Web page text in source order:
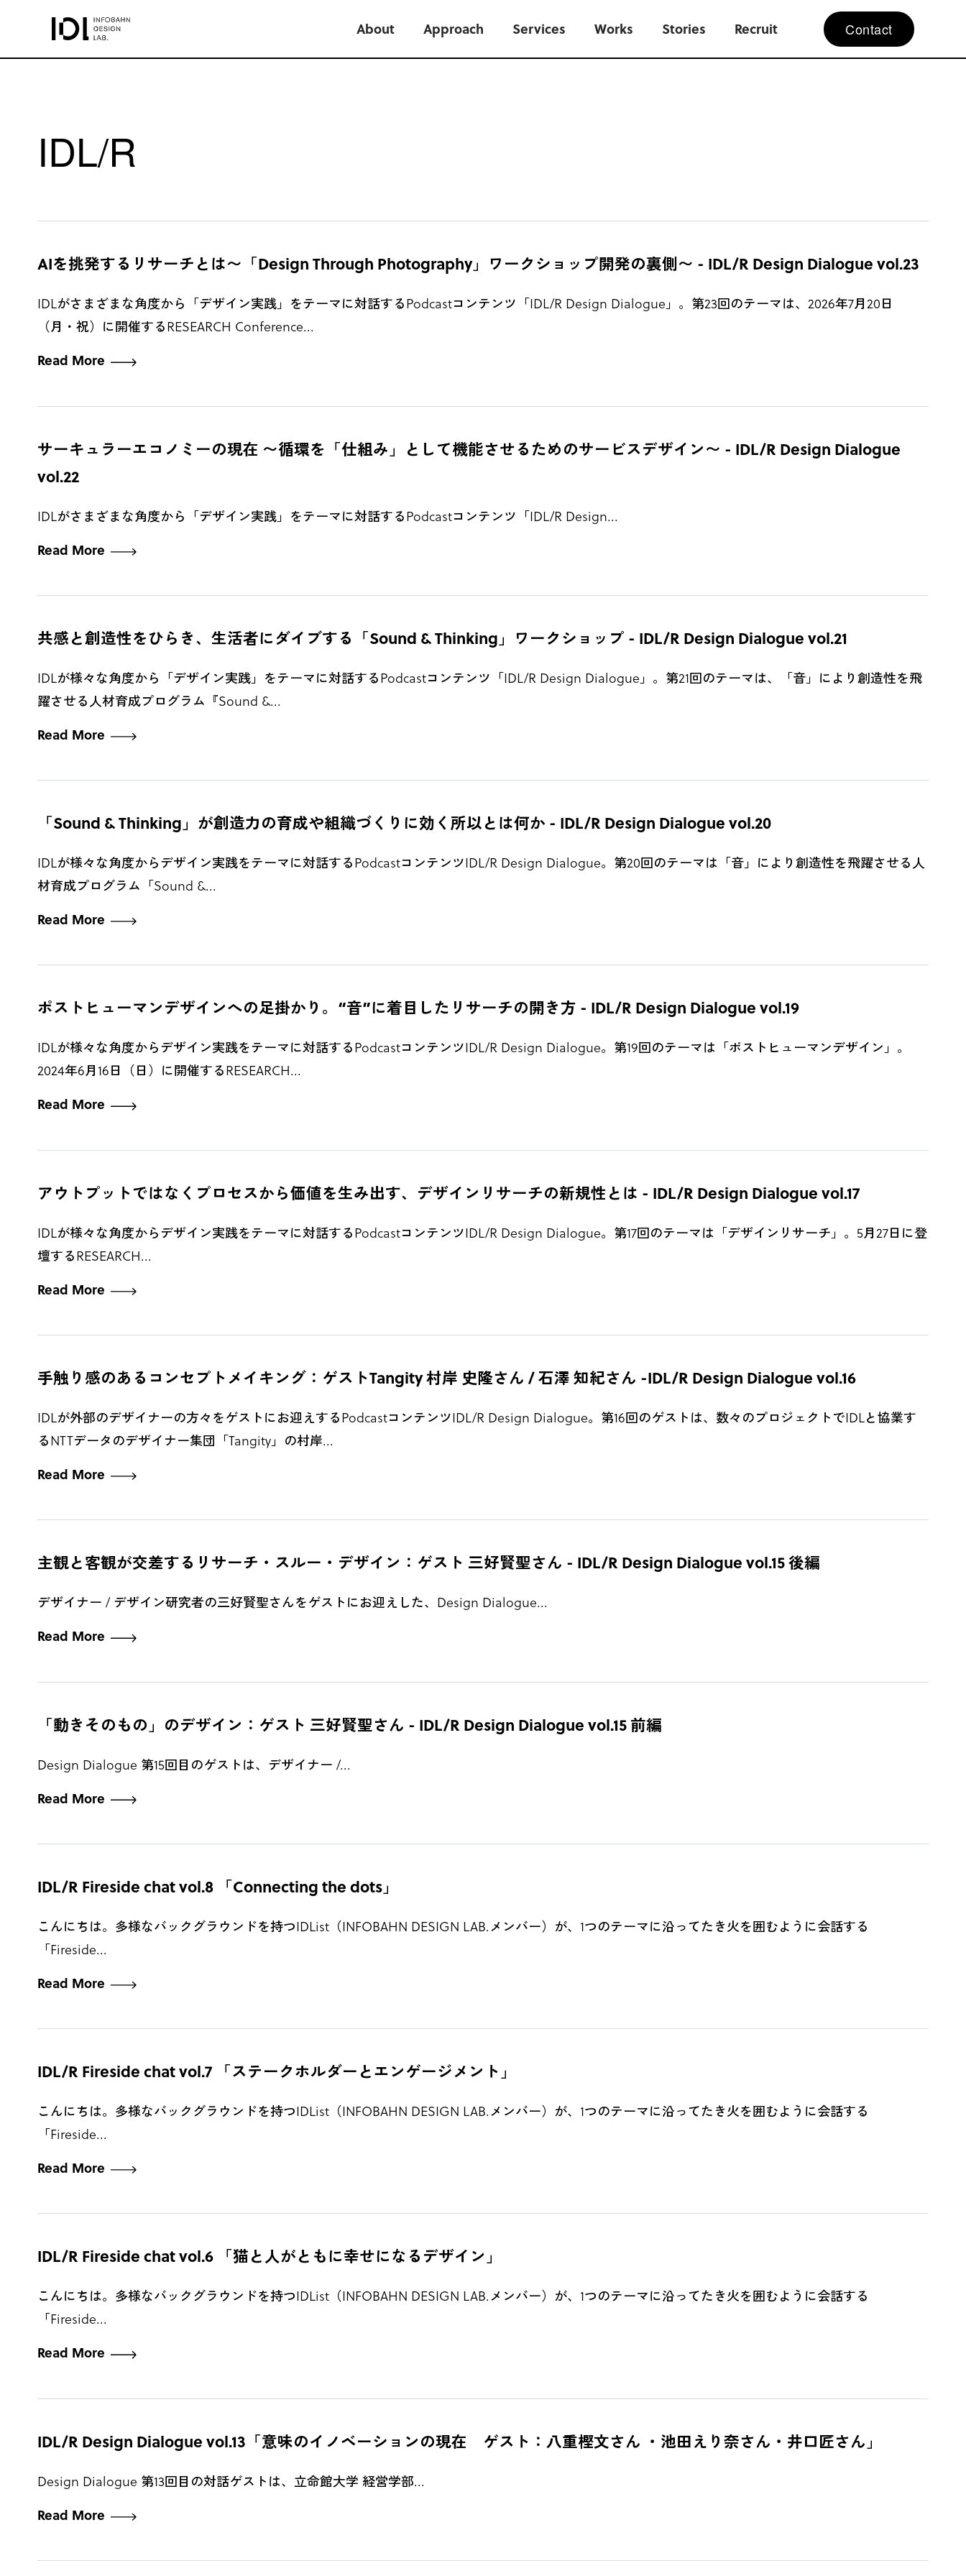
About Approach Services Works Stories Recruit Contact
IDL/R
AIを挑発するリサーチとは〜「Design Through Photography」ワークショップ開発の裏側〜 - IDL/R Design Dialogue vol.23
IDLがさまざまな角度から「デザイン実践」をテーマに対話するPodcastコンテンツ「IDL/R Design Dialogue」。第23回のテーマは、2026年7月20日
（月・祝）に開催するRESEARCH Conference...
Read More
サーキュラーエコノミーの現在 〜循環を「仕組み」として機能させるためのサービスデザイン〜 - IDL/R Design Dialogue
vol.22
IDLがさまざまな角度から「デザイン実践」をテーマに対話するPodcastコンテンツ「IDL/R Design...
Read More
共感と創造性をひらき、生活者にダイブする「Sound & Thinking」ワークショップ - IDL/R Design Dialogue vol.21
IDLが様々な角度から「デザイン実践」をテーマに対話するPodcastコンテンツ「IDL/R Design Dialogue」。第21回のテーマは、「音」により創造性を飛
躍させる人材育成プログラム『Sound &...
Read More
「Sound & Thinking」が創造力の育成や組織づくりに効く所以とは何か - IDL/R Design Dialogue vol.20
IDLが様々な角度からデザイン実践をテーマに対話するPodcastコンテンツIDL/R Design Dialogue。第20回のテーマは「音」により創造性を飛躍させる人
材育成プログラム「Sound &...
Read More
ポストヒューマンデザインへの足掛かり。“音”に着目したリサーチの開き方 - IDL/R Design Dialogue vol.19
IDLが様々な角度からデザイン実践をテーマに対話するPodcastコンテンツIDL/R Design Dialogue。第19回のテーマは「ポストヒューマンデザイン」。
2024年6月16日（日）に開催するRESEARCH...
Read More
アウトプットではなくプロセスから価値を生み出す、デザインリサーチの新規性とは - IDL/R Design Dialogue vol.17
IDLが様々な角度からデザイン実践をテーマに対話するPodcastコンテンツIDL/R Design Dialogue。第17回のテーマは「デザインリサーチ」。5月27日に登
壇するRESEARCH...
Read More
手触り感のあるコンセプトメイキング：ゲストTangity 村岸 史隆さん / 石澤 知紀さん -IDL/R Design Dialogue vol.16
IDLが外部のデザイナーの方々をゲストにお迎えするPodcastコンテンツIDL/R Design Dialogue。第16回のゲストは、数々のプロジェクトでIDLと協業す
るNTTデータのデザイナー集団「Tangity」の村岸...
Read More
主観と客観が交差するリサーチ・スルー・デザイン：ゲスト 三好賢聖さん - IDL/R Design Dialogue vol.15 後編
デザイナー / デザイン研究者の三好賢聖さんをゲストにお迎えした、Design Dialogue...
Read More
「動きそのもの」のデザイン：ゲスト 三好賢聖さん - IDL/R Design Dialogue vol.15 前編
Design Dialogue 第15回目のゲストは、デザイナー /...
Read More
IDL/R Fireside chat vol.8 「Connecting the dots」
こんにちは。多様なバックグラウンドを持つIDList（INFOBAHN DESIGN LAB.メンバー）が、1つのテーマに沿ってたき火を囲むように会話する
「Fireside...
Read More
IDL/R Fireside chat vol.7 「ステークホルダーとエンゲージメント」
こんにちは。多様なバックグラウンドを持つIDList（INFOBAHN DESIGN LAB.メンバー）が、1つのテーマに沿ってたき火を囲むように会話する
「Fireside...
Read More
IDL/R Fireside chat vol.6 「猫と人がともに幸せになるデザイン」
こんにちは。多様なバックグラウンドを持つIDList（INFOBAHN DESIGN LAB.メンバー）が、1つのテーマに沿ってたき火を囲むように会話する
「Fireside...
Read More
IDL/R Design Dialogue vol.13「意味のイノベーションの現在 ゲスト：八重樫文さん ・池田えり奈さん・井口匠さん」
Design Dialogue 第13回目の対話ゲストは、立命館大学 経営学部...
Read More